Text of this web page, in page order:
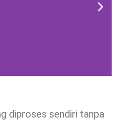
diproses sendiri tanpa